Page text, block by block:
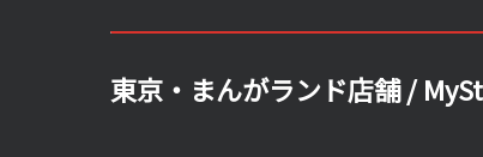
東京・まんがランド店舗 /